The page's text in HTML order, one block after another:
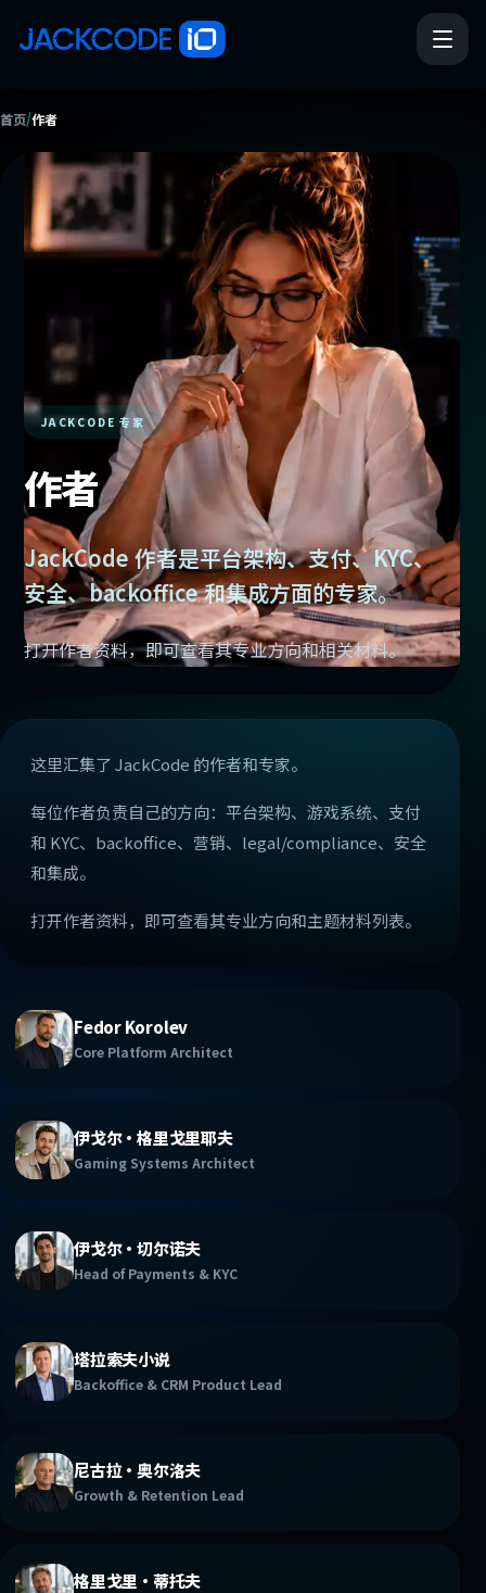
首页/作者
JACKCODE 专家
作者
JackCode 作者是平台架构、支付、KYC、
安全、backoffice 和集成方面的专家。
打开作者资料，即可查看其专业方向和相关材料。
这里汇集了 JackCode 的作者和专家。
每位作者负责自己的方向：平台架构、游戏系统、支付
和 KYC、backoffice、营销、legal/compliance、安全
和集成。
打开作者资料，即可查看其专业方向和主题材料列表。
Fedor Korolev
Core Platform Architect
伊戈尔·格里戈里耶夫
Gaming Systems Architect
伊戈尔·切尔诺夫
Head of Payments & KYC
塔拉索夫小说
Backoffice & CRM Product Lead
尼古拉·奥尔洛夫
Growth & Retention Lead
格里戈里·蒂托夫